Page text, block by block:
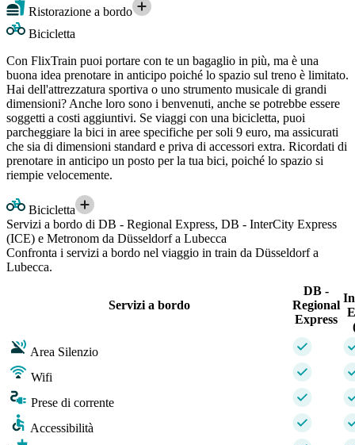
Ristorazione a bordo
Bicicletta
Con FlixTrain puoi portare con te un bagaglio in più, ma è una
buona idea prenotare in anticipo poiché lo spazio sul treno è limitato.
Hai dell'attrezzatura sportiva o uno strumento musicale di grandi
dimensioni? Anche loro sono i benvenuti, anche se potrebbe essere
soggetti a costi aggiuntivi. Se viaggi con una bicicletta, puoi
parcheggiare la bici in aree specifiche per soli 9 euro, ma assicurati
che sia di dimensioni standard e priva di accessori extra. Ricordati di
prenotare in anticipo un posto per la tua bici, poiché lo spazio si
riempie velocemente.
Bicicletta
Servizi a bordo di DB - Regional Express, DB - InterCity Express
(ICE) e Metronom da Düsseldorf a Lubecca
Confronta i servizi a bordo nel viaggio in train da Düsseldorf a
Lubecca.
Servizi a bordo
DB -
Regional
Express
Area Silenzio
Wifi
Prese di corrente
Accessibilità